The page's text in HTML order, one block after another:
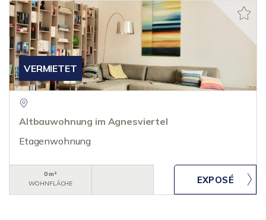
VERMIETET
Altbauwohnung im Agnesviertel
Etagenwohnung
0 m²
WOHNFLÄCHE